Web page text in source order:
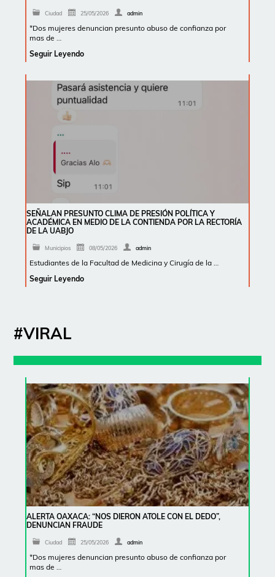
Ciudad 25/05/2026 admin
*Dos mujeres denuncian presunto abuso de confianza por
mas de …
Seguir Leyendo
SEÑALAN PRESUNTO CLIMA DE PRESIÓN POLÍTICA Y
ACADÉMICA EN MEDIO DE LA CONTIENDA POR LA RECTORÍA
DE LA UABJO
Municipios 08/05/2026 admin
Estudiantes de la Facultad de Medicina y Cirugía de la …
Seguir Leyendo
#VIRAL
ALERTA OAXACA: “NOS DIERON ATOLE CON EL DEDO”,
DENUNCIAN FRAUDE
Ciudad 25/05/2026 admin
*Dos mujeres denuncian presunto abuso de confianza por
mas de …